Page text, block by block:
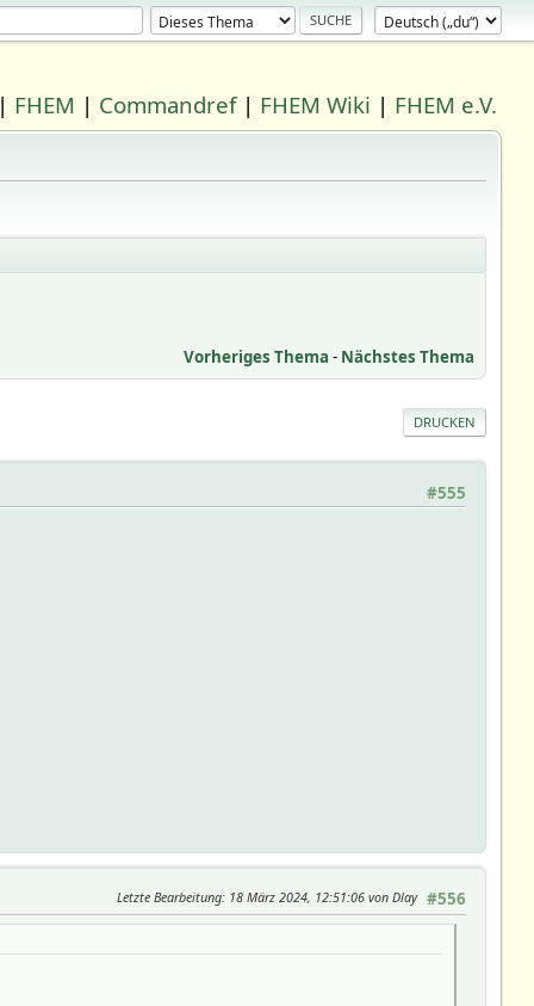
FHEM | Commandref| FHEM Wiki | FHEM e.V.
Vorheriges Thema - Nächstes Thema
DRUCKEN
#555
#556
Letzte Bearbeitung: 18 März 2024, 12:51:06 von Dlay